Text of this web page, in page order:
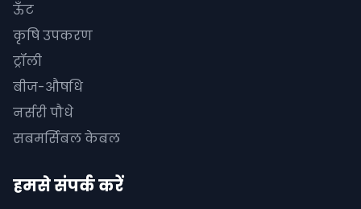
ऊँट
कृषि उपकरण
ट्रॉली
बीज-औषधि
नर्सरी पौधे
सबमर्सिबल केबल
हमसे संपर्क करें